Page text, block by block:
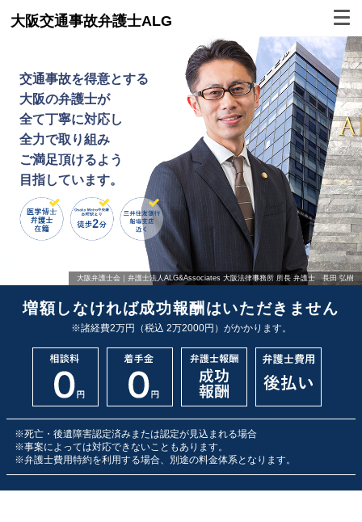
大阪交通事故弁護士ALG
交通事故を得意とする
大阪の弁護士が
全て丁寧に対応し
全力で取り組み
ご満足頂けるよう
目指しています。
大阪弁護士会｜弁護士法人ALG&Associates 大阪法律事務所 所長 弁護士 長田 弘樹
増額しなければ成功報酬はいただきません
※諸経費2万円（税込 2万2000円）がかかります。
※死亡・後遺障害認定済みまたは認定が見込まれる場合
※事案によっては対応できないこともあります。
※弁護士費用特約を利用する場合、別途の料金体系となります。